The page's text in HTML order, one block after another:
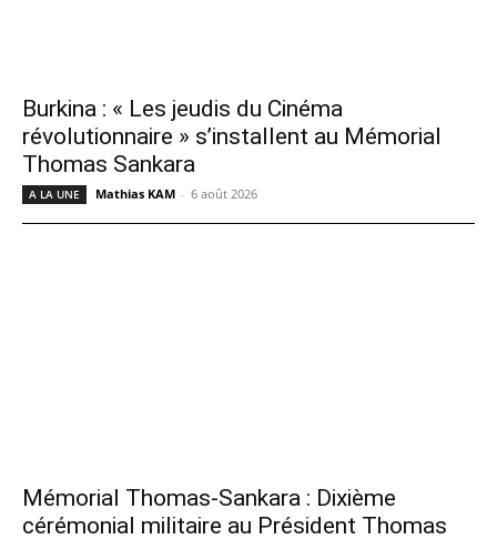
Burkina : « Les jeudis du Cinéma
révolutionnaire » s’installent au Mémorial
Thomas Sankara
A LA UNE Mathias KAM - 6 août 2026
Mémorial Thomas-Sankara : Dixième
cérémonial militaire au Président Thomas